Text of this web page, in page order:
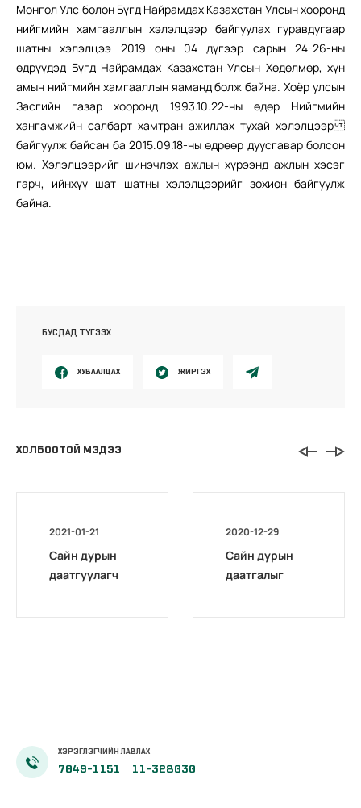
Монгол Улс болон Бүгд Найрамдах Казахстан Улсын хооронд
нийгмийн хамгааллын хэлэлцээр байгуулах гуравдугаар
шатны хэлэлцээ 2019 оны 04 дүгээр сарын 24-26-ны
өдрүүдэд Бүгд Найрамдах Казахстан Улсын Хөдөлмөр, хүн
амын нийгмийн хамгааллын яаманд болж байна. Хоёр улсын
Засгийн газар хооронд 1993.10.22-ны өдөр Нийгмийн
хангамжийн салбарт хамтран ажиллах тухай хэлэлцээр
байгуулж байсан ба 2015.09.18-ны өдрөөр дуусгавар болсон
юм. Хэлэлцээрийг шинэчлэх ажлын хүрээнд ажлын хэсэг
гарч, ийнхүү шат шатны хэлэлцээрийг зохион байгуулж
байна.
БУСДАД ТҮГЭЭХ
ХУВААЛЦАХ ЖИРГЭХ
ХОЛБООТОЙ МЭДЭЭ
2021-01-21
Сайн дурын
даатгуулагч
2020-12-29
Сайн дурын
даатгалыг
ХЭРЭГЛЭГЧИЙН ЛАВЛАХ
7049-1151 11-328030